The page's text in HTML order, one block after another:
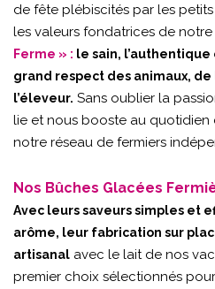
de fête plébiscités par les
les valeurs fondatrices de notre
Ferme » : le sain,
grand respect des animaux,
l’éleveur. Sans oublier la
lie et nous booste au quotidien
notre réseau de fermiers
Nos Bûches Glacées
Avec leurs saveurs simples et
arôme, leur fabrication sur
artisanal avec le lait de nos
premier choix sélectionnés